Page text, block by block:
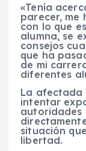
«Tenía
parecer, me
con lo que
alumna, se
consejos
que ha
de mi
diferentes
La afectada
intentar
autoridades
situación
libertad.